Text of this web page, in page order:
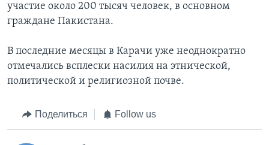
участие около 200 тысяч человек, в основном
граждане Пакистана.
В последние месяцы в Карачи уже неоднократно
отмечались всплески насилия на этнической,
политической и религиозной почве.
Поделиться Follow us